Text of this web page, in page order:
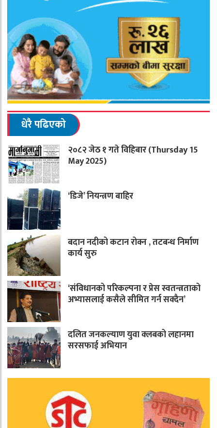
धेरै पढिएको
२०८२ जेठ १ गते विहिबार (Thursday 15
May 2025)
‘डिजे’ नियन्त्रण बाहिर
बदान नदीको कटान रोक्न , तटबन्ध निर्माण
कार्य सुरु
‘संविधानको परिकल्पना र प्रेस स्वतन्त्रताको
अभ्यासलाई कसैले सीमित गर्न सक्दैन’
दलित जनकल्याण युवा क्लबको लहानमा
सरसफाई अभियान